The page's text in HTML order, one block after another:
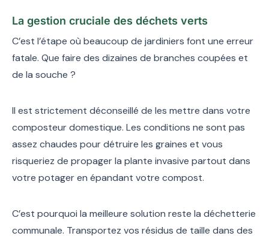
La gestion cruciale des déchets verts
C’est l’étape où beaucoup de jardiniers font une erreur
fatale. Que faire des dizaines de branches coupées et
de la souche ?
Il est strictement déconseillé de les mettre dans votre
composteur domestique. Les conditions ne sont pas
assez chaudes pour détruire les graines et vous
risqueriez de propager la plante invasive partout dans
votre potager en épandant votre compost.
C’est pourquoi la meilleure solution reste la déchetterie
communale. Transportez vos résidus de taille dans des